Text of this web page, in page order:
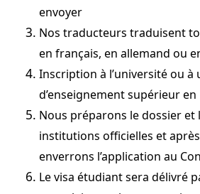
envoyer
Nos traducteurs traduisent
en français, en allemand ou
Inscription à l’université ou à
d’enseignement supérieur
Nous préparons le dossier
institutions officielles et
enverrons l’application au
Le visa étudiant sera délivré